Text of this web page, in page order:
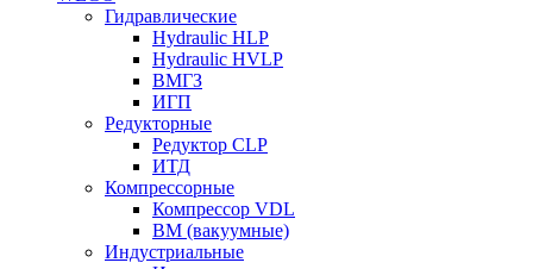
Гидравлические
Hydraulic HLP
Hydraulic HVLP
ВМГЗ
ИГП
Редукторные
Редуктор CLP
ИТД
Компрессорные
Компрессор VDL
ВМ (вакуумные)
Индустриальные